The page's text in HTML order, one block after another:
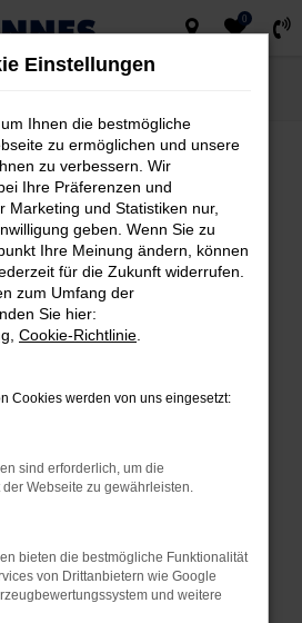
0
ERROR
Fehler aufgetreten.
Tipps, die dir helfen können:
Firewall und deine
zum Beispiel
wie Werbeblocker,
bestimmter Seiten
oder in einem privaten
neu.
Einstellungen
Ihnen die bestmögliche
zu ermöglichen und unsere
zu verbessern. Wir
Ihre Präferenzen und
Marketing und Statistiken nur,
geben. Wenn Sie zu
Ihre Meinung ändern, können
für die Zukunft widerrufen.
zum Umfang der
Sie hier:
Cookie-Richtlinie
Cookies werden von uns eingesetzt:
sind erforderlich, um die
der Webseite zu gewährleisten.
bieten die bestmögliche Funktionalität
von Drittanbietern wie Google
und weitere